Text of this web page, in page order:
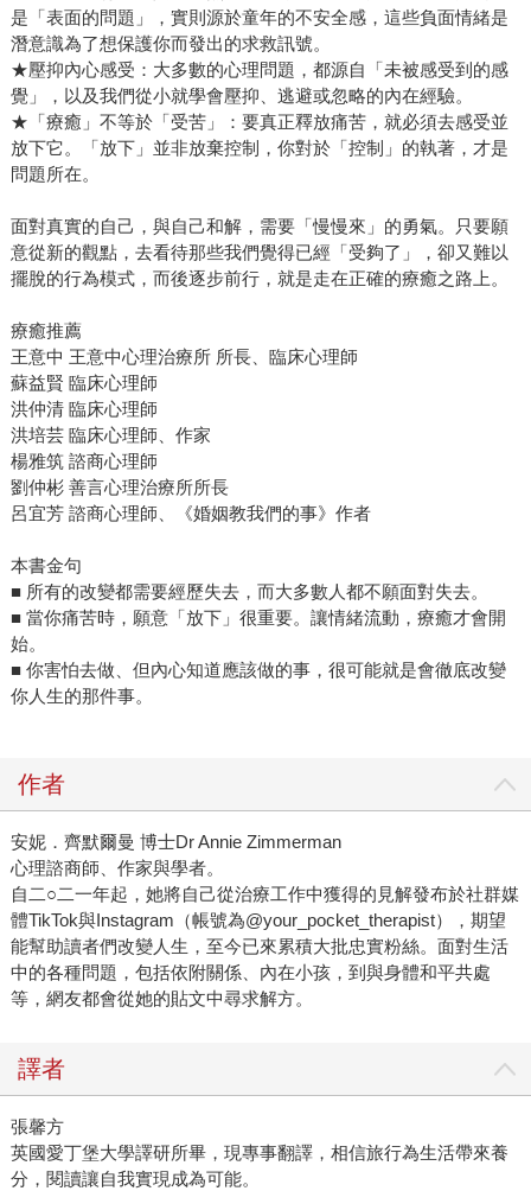
是「表面的問題」，實則源於童年的不安全感，這些負面情緒是
潛意識為了想保護你而發出的求救訊號。
★壓抑內心感受：大多數的心理問題，都源自「未被感受到的感
覺」，以及我們從小就學會壓抑、逃避或忽略的內在經驗。
★「療癒」不等於「受苦」：要真正釋放痛苦，就必須去感受並
放下它。「放下」並非放棄控制，你對於「控制」的執著，才是
問題所在。
面對真實的自己，與自己和解，需要「慢慢來」的勇氣。只要願
意從新的觀點，去看待那些我們覺得已經「受夠了」，卻又難以
擺脫的行為模式，而後逐步前行，就是走在正確的療癒之路上。
療癒推薦
王意中 王意中心理治療所 所長、臨床心理師
蘇益賢 臨床心理師
洪仲清 臨床心理師
洪培芸 臨床心理師、作家
楊雅筑 諮商心理師
劉仲彬 善言心理治療所所長
呂宜芳 諮商心理師、《婚姻教我們的事》作者
本書金句
■ 所有的改變都需要經歷失去，而大多數人都不願面對失去。
■ 當你痛苦時，願意「放下」很重要。讓情緒流動，療癒才會開
始。
■ 你害怕去做、但內心知道應該做的事，很可能就是會徹底改變
你人生的那件事。
作者
安妮．齊默爾曼 博士Dr Annie Zimmerman
心理諮商師、作家與學者。
自二○二一年起，她將自己從治療工作中獲得的見解發布於社群媒
體TikTok與Instagram（帳號為@your_pocket_therapist），期望
能幫助讀者們改變人生，至今已來累積大批忠實粉絲。面對生活
中的各種問題，包括依附關係、內在小孩，到與身體和平共處
等，網友都會從她的貼文中尋求解方。
譯者
張馨方
英國愛丁堡大學譯研所畢，現專事翻譯，相信旅行為生活帶來養
分，閱讀讓自我實現成為可能。